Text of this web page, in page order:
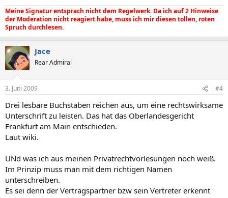
Meine Signatur entsprach nicht dem Regelwerk. Da ich auf 2 Hinweise
der Moderation nicht reagiert habe, muss ich mir diesen tollen, roten
Spruch durchlesen.
Jace
Rear Admiral
3. Juni 2009 #4
Drei lesbare Buchstaben reichen aus, um eine rechtswirksame
Unterschrift zu leisten. Das hat das Oberlandesgericht
Frankfurt am Main entschieden.
Laut wiki.
UNd was ich aus meinen Privatrechtvorlesungen noch weiß.
Im Prinzip muss man mit dem richtigen Namen
unterschreiben.
Es sei denn der Vertragspartner bzw sein Vertreter erkennt